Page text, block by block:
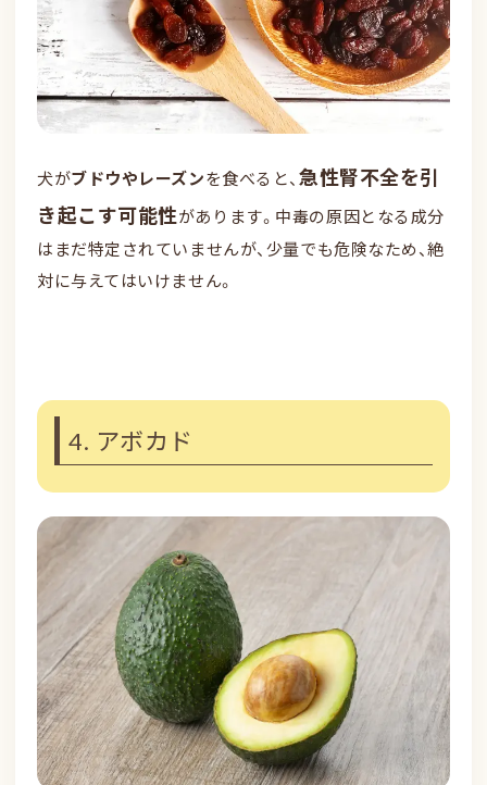
犬がブドウやレーズンを食べると、急性腎不全を引
き起こす可能性があります。中毒の原因となる成分
はまだ特定されていませんが、少量でも危険なため、絶
対に与えてはいけません。
4. アボカド